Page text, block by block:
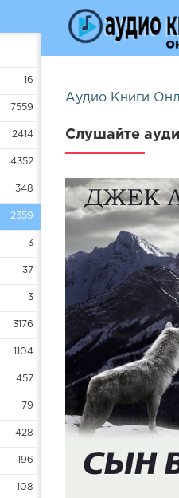
16
7559
2414
4352
348
2359
3
37
3
3176
1104
457
79
428
196
108
Аудио Книги
Слушайте